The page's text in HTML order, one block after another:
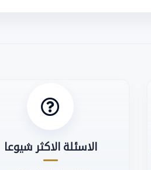
الاسئلة الاكثر شيوعا